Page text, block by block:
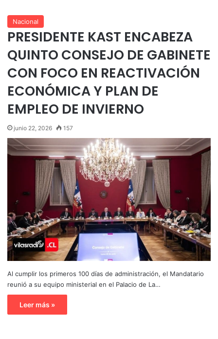
Nacional
PRESIDENTE KAST ENCABEZA
QUINTO CONSEJO DE GABINETE
CON FOCO EN REACTIVACIÓN
ECONÓMICA Y PLAN DE
EMPLEO DE INVIERNO
junio 22, 2026 157
Al cumplir los primeros 100 días de administración, el Mandatario
reunió a su equipo ministerial en el Palacio de La…
Leer más »